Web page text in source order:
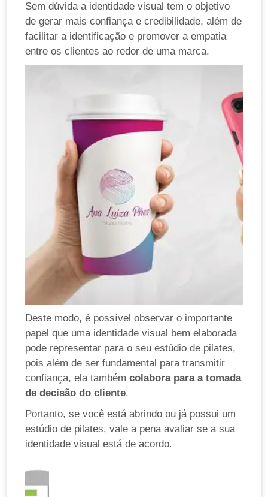
Sem dúvida a identidade visual tem o objetivo
de gerar mais confiança e credibilidade, além de
facilitar a identificação e promover a empatia
entre os clientes ao redor de uma marca.
Deste modo, é possível observar o importante
papel que uma identidade visual bem elaborada
pode representar para o seu estúdio de pilates,
pois além de ser fundamental para transmitir
confiança, ela também colabora para a tomada
de decisão do cliente.
Portanto, se você está abrindo ou já possui um
estúdio de pilates, vale a pena avaliar se a sua
identidade visual está de acordo.